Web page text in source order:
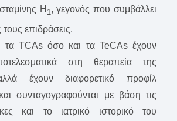
H 1, γεγονός που συμβάλλει
τους επιδράσεις.
τα TCAs όσο και τα TeCAs έχουν
στη θεραπεία της
έχουν διαφορετικό προφίλ
συνταγογραφούνται με βάση τις
και το ιατρικό ιστορικό του